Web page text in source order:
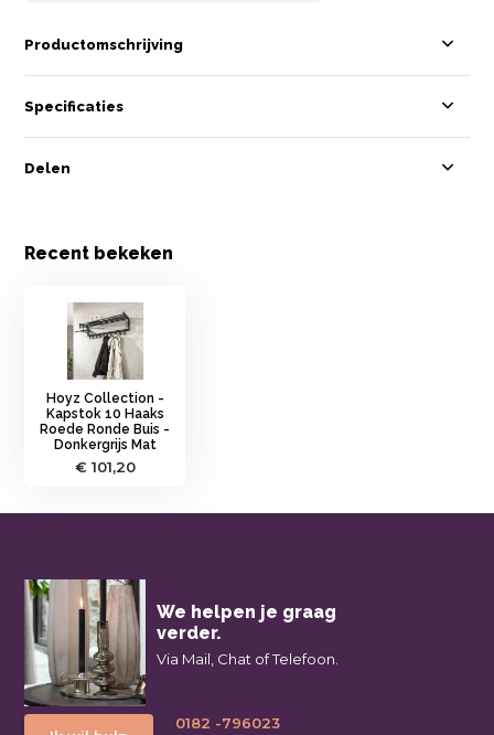
Productomschrijving
Specificaties
Delen
Recent bekeken
Hoyz Collection -
Kapstok 10 Haaks
Roede Ronde Buis -
Donkergrijs Mat
€ 101,20
We helpen je graag
verder.
Via Mail, Chat of Telefoon.
0182 -796023